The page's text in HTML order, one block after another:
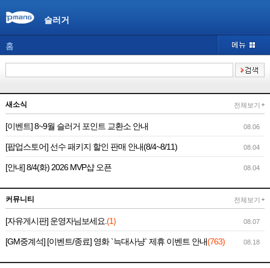
슬러거
홈
새소식 전체보기
[이벤트] 8~9월 슬러거 포인트 교환소 안내 08.06
[팝업스토어] 선수 패키지 할인 판매 안내(8/4~8/11) 08.04
[안내] 8/4(화) 2026 MVP샵 오픈 08.04
커뮤니티 전체보기
[자유게시판] 운영자님보세요. (1) 08.07
[GM중계석] [이벤트/종료] 영화 `늑대사냥` 제휴 이벤트 안내(763) 08.18